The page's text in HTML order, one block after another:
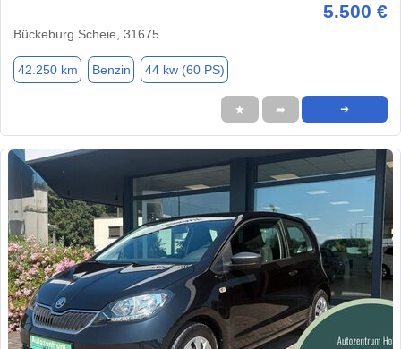
5.500 €
Bückeburg Scheie, 31675
42.250 km Benzin 44 kw (60 PS)
★ ➦ ➜